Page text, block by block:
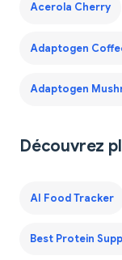
Acerola Cherry
Adaptogen
Adaptogen
Découvrez
AI Food Tracker
Best Protein